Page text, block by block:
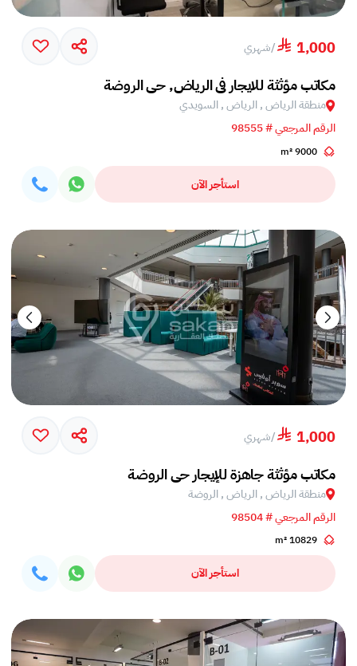
1,000
/شهري
مكاتب مؤثثة للايجار في الرياض, حي الروضة
منطقة الرياض , الرياض , السويدي
الرقم المرجعي # 98555
9000 m²
استأجر الآن
1,000
/شهري
مكاتب مؤثثة جاهزة للإيجار حي الروضة
منطقة الرياض , الرياض , الروضة
الرقم المرجعي # 98504
10829 m²
استأجر الآن